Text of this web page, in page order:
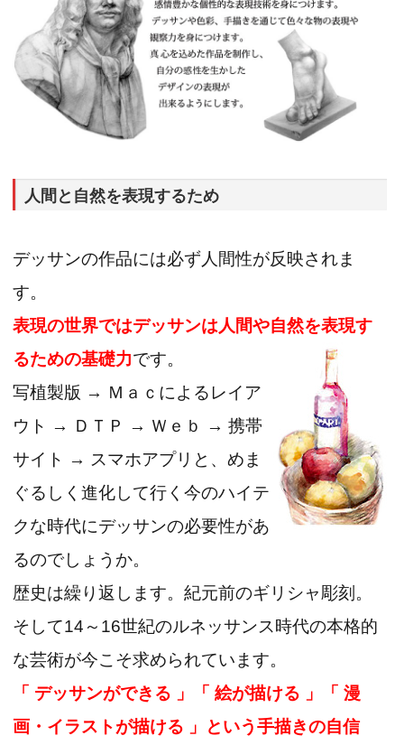
人間と自然を表現するため
デッサンの作品には必ず人間性が反映されま
す。
表現の世界ではデッサンは人間や自然を表現す
るための基礎力です。
写植製版 → Ｍａｃによるレイア
ウト → ＤＴＰ → Ｗｅｂ → 携帯
サイト → スマホアプリと、めま
ぐるしく進化して行く今のハイテ
クな時代にデッサンの必要性があ
るのでしょうか。
歴史は繰り返します。紀元前のギリシャ彫刻。
そして14～16世紀のルネッサンス時代の本格的
な芸術が今こそ求められています。
「 デッサンができる 」「 絵が描ける 」「 漫
画・イラストが描ける 」という手描きの自信